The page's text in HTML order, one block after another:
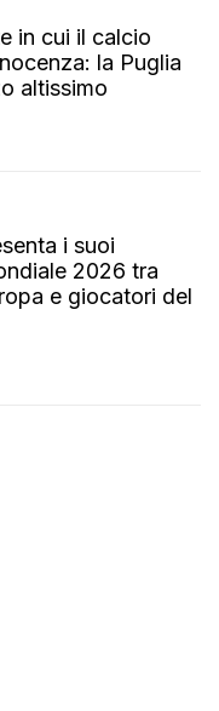
in cui il calcio
la Puglia
altissimo
i suoi
2026 tra
e giocatori del